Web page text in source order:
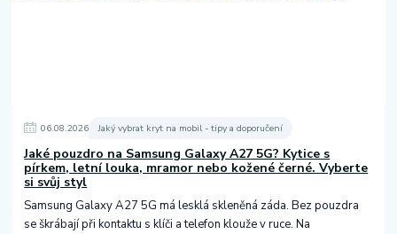
06.08.2026 Jaký vybrat kryt na mobil - tipy a doporučení
Jaké pouzdro na Samsung Galaxy A27 5G? Kytice s
pírkem, letní louka, mramor nebo kožené černé. Vyberte
si svůj styl
Samsung Galaxy A27 5G má lesklá skleněná záda. Bez pouzdra
se škrábají při kontaktu s klíči a telefon klouže v ruce. Na